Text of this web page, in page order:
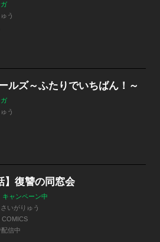
う
ルズ～ふたりでいちばん！～
う
】復讐の同窓会
キャンペーン中
いがりゅう
COMICS
信中